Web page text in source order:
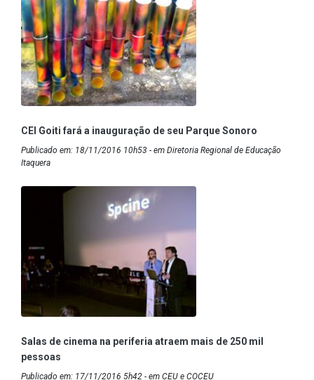
CEI Goiti fará a inauguração de seu Parque Sonoro
Publicado em: 18/11/2016 10h53 - em Diretoria Regional de Educação
Itaquera
Salas de cinema na periferia atraem mais de 250 mil
pessoas
Publicado em: 17/11/2016 5h42 - em CEU e COCEU